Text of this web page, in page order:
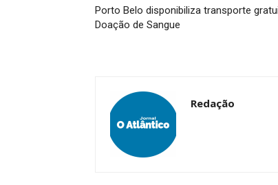
Porto Belo disponibiliza transporte
Doação de Sangue
Redação